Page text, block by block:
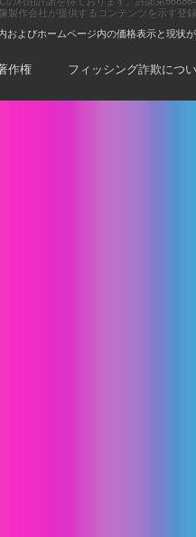
製作会社が提供するコンテンツを示す登
およびホームページ内の価格表示と現状
作権 フィッシング詐欺につ